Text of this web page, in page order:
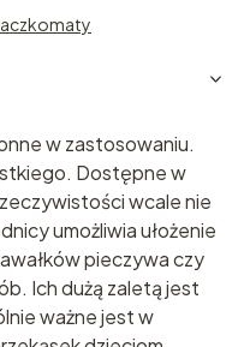
w zastosowaniu.
Dostępne w
wcale nie
umożliwia ułożenie
pieczywa czy
Ich dużą zaletą jest
ważne jest w